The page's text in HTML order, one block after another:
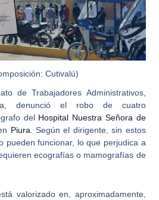
Cutivalú)
de Trabajadores Administrativos,
, denunció el robo de cuatro
del Hospital Nuestra Señora de
Piura . Según el dirigente, sin estos
pueden funcionar, lo que perjudica a
ecografías o mamografías de
valorizado en, aproximadamente,